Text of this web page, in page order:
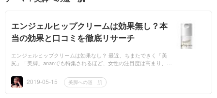
エンジェルヒップクリームは効果無し？本
当の効果と口コミを徹底リサーチ
エンジェルヒップクリームは効果なし？ 最近、ちまたできく「美
尻」「美脚」ananでも特集されるほど、女性の注目度は高まり、新
ヒップ（お尻...
2019-05-15 美脚への道 肌